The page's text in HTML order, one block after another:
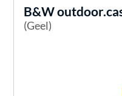
B&W
(Geel)